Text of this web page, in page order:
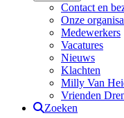
Contact en
Onze
Medewerkers
Vacatures
Nieuws
Klachten
Milly Van
Vrienden
Zoeken